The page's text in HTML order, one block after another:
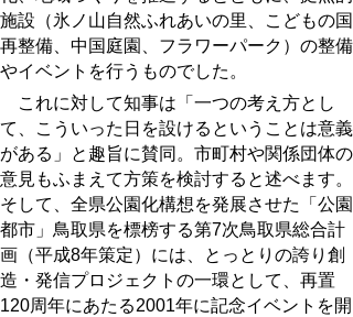
施設（氷ノ山自然ふれあいの里、こどもの国
再整備、中国庭園、フラワーパーク）の整備
やイベントを行うものでした。
これに対して知事は「一つの考え方とし
て、こういった日を設けるということは意義
がある」と趣旨に賛同。市町村や関係団体の
意見もふまえて方策を検討すると述べます。
そして、全県公園化構想を発展させた「公園
都市」鳥取県を標榜する第7次鳥取県総合計
画（平成8年策定）には、とっとりの誇り創
造・発信プロジェクトの一環として、再置
120周年にあたる2001年に記念イベントを開